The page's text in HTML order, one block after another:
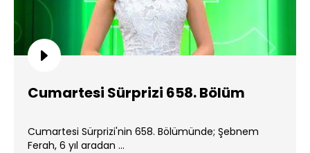
Cumartesi Sürprizi 658. Bölüm
Cumartesi Sürprizi'nin 658. Bölümünde; Şebnem
Ferah, 6 yıl aradan ...